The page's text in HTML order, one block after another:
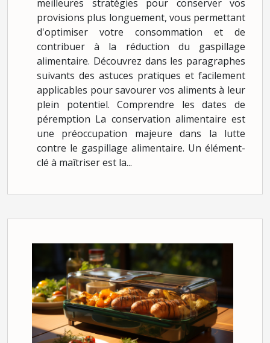
meilleures stratégies pour conserver vos
provisions plus longuement, vous permettant
d'optimiser votre consommation et de
contribuer à la réduction du gaspillage
alimentaire. Découvrez dans les paragraphes
suivants des astuces pratiques et facilement
applicables pour savourer vos aliments à leur
plein potentiel. Comprendre les dates de
péremption La conservation alimentaire est
une préoccupation majeure dans la lutte
contre le gaspillage alimentaire. Un élément-
clé à maîtriser est la...